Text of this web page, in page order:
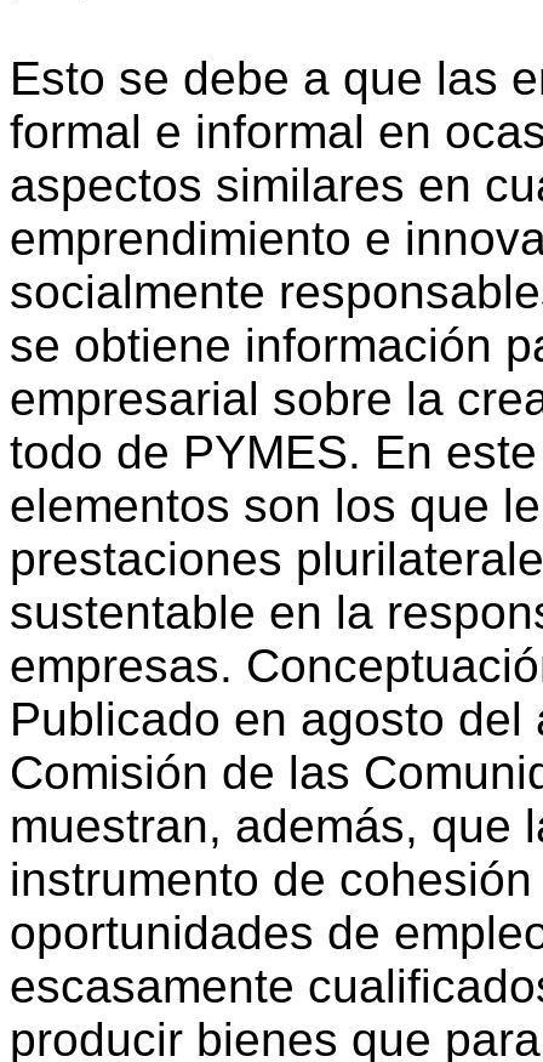
Esto se debe a que las
formal e informal en
aspectos similares en
emprendimiento e
socialmente
se obtiene información
empresarial sobre la
todo de PYMES. En
elementos son los que
prestaciones
sustentable en la
empresas.
Publicado en agosto
Comisión de las
muestran, además, que
instrumento de
oportunidades de
escasamente
producir bienes que